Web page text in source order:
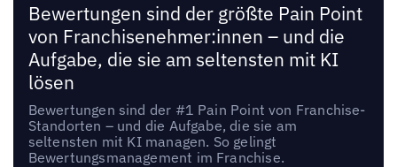
Bewertungen sind der größte Pain Point
von Franchisenehmer:innen – und die
Aufgabe, die sie am seltensten mit KI
lösen
Bewertungen sind der #1 Pain Point von Franchise-
Standorten – und die Aufgabe, die sie am
seltensten mit KI managen. So gelingt
Bewertungsmanagement im Franchise.